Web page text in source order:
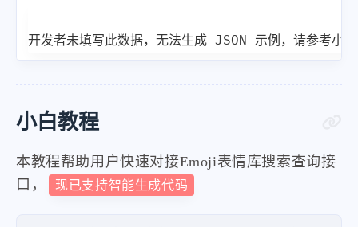
开发者未填写此数据，无法生成 JSON 示例，请参考小
小白教程
本教程帮助用户快速对接Emoji表情库搜索查询接
口，
现已支持智能生成代码